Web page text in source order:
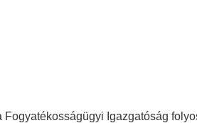
Igazgatóság